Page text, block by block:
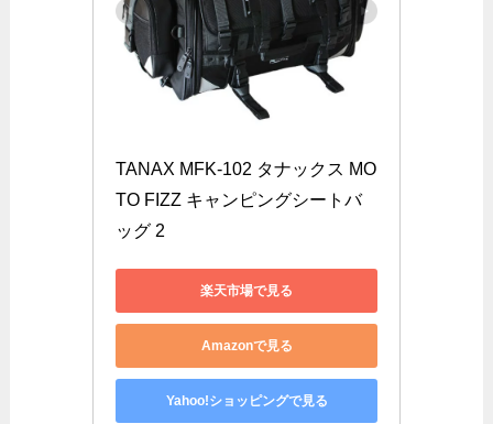
TANAX MFK-102 タナックス MO
TO FIZZ キャンピングシートバ
ッグ 2
楽天市場で見る
Amazonで見る
Yahoo!ショッピングで見る